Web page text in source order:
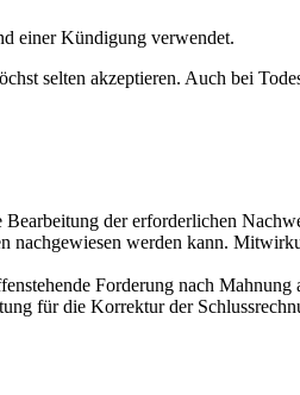
einer Kündigung verwendet.
selten akzeptieren. Auch bei
der erforderlichen
nachgewiesen werden kann.
Forderung nach Mahnung
für die Korrektur der